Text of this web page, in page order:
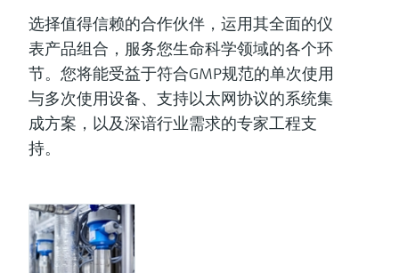
选择值得信赖的合作伙伴，运用其全面的仪
表产品组合，服务您生命科学领域的各个环
节。您将能受益于符合GMP规范的单次使用
与多次使用设备、支持以太网协议的系统集
成方案，以及深谙行业需求的专家工程支
持。